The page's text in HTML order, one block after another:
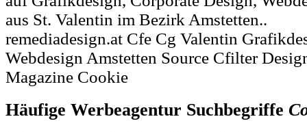
aus St. Valentin im Bezirk Amstetten..
remediadesign.at Cfe Cg Valentin
Webdesign Amstetten Source Cfilter
Magazine Cookie
Häufige Werbeagentur Suchbegriffe